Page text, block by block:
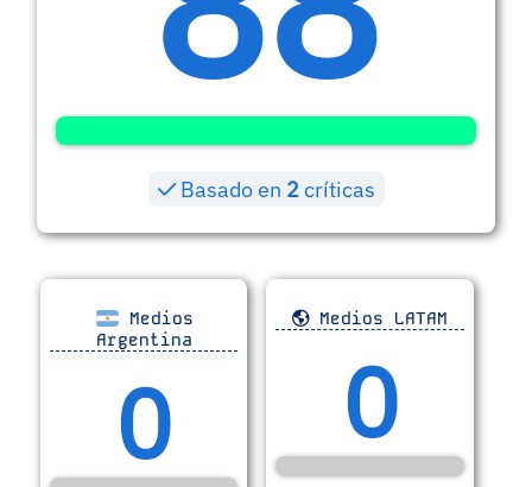
Basado en 2críticas
Medios
Argentina
0
Medios LATAM
0